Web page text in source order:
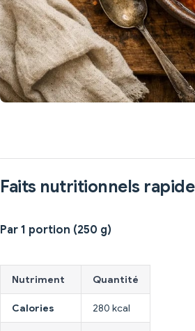
Faits nutritionnels
Par 1 portion (250 g)
Nutriment Quantité
Calories 280 kcal